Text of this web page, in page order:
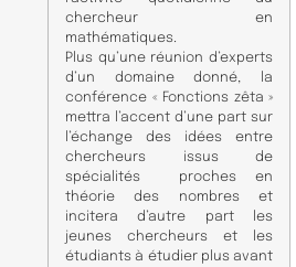
chercheur en
mathématiques.
Plus qu’une réunion d’experts
d’un domaine donné, la
conférence « Fonctions zêta »
mettra l’accent d’une part sur
l’échange des idées entre
chercheurs issus de
spécialités proches en
théorie des nombres et
incitera d’autre part les
jeunes chercheurs et les
étudiants à étudier plus avant